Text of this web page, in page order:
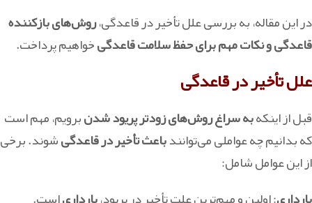
در این مقاله، به بررسی علل تأخیر در قاعدگی،روش‌های بازکننده
قاعدگی و نکات مهم برای حفظ سلامت قاعدگیخواهیم پرداخت.
علل تأخیر در قاعدگی
قبل از اینکهبه سراغ روش‌های زودتر پریود شدنبرویم، مهم است
که بدانیم چه عواملی می‌توانندباعث تأخیر در قاعدگیشوند. برخی
از این عوامل شامل: